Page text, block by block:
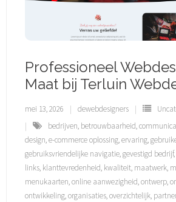
Professioneel
Maat bij Terluin
mei 13, 2026 dewebdesigners
bedrijven, betrouwbaarheid,
design,e-commerce oplossing,ervaring,
gebruiksvriendelijke navigatie,gevestigd bedrijf,
links, klanttevredenheid, kwaliteit, maatwerk,
menukaarten,online aanwezigheid,ontwerp,
ontwikkeling,organisaties,overzichtelijk, partner